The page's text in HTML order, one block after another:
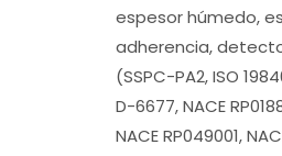
espesor húmedo,
adherencia,
(SSPC-PA2, ISO
D-6677, NACE
NACE RP049001,